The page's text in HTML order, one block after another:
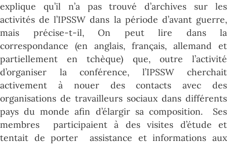
explique qu’il n’a pas trouvé d’archives sur les
activités de l’IPSSW dans la période d’avant guerre,
mais précise-t-il, On peut lire dans la
correspondance (en anglais, français, allemand et
partiellement en tchèque) que, outre l’activité
d’organiser la conférence, l’IPSSW cherchait
activement à nouer des contacts avec des
organisations de travailleurs sociaux dans différents
pays du monde afin d’élargir sa composition. Ses
membres participaient à des visites d’étude et
tentait de porter assistance et informations aux